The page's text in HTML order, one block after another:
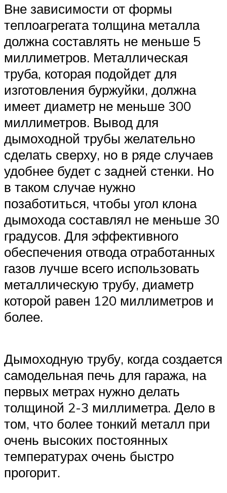
Вне зависимости от формы
теплоагрегата толщина металла
должна составлять не меньше 5
миллиметров. Металлическая
труба, которая подойдет для
изготовления буржуйки, должна
имеет диаметр не меньше 300
миллиметров. Вывод для
дымоходной трубы желательно
сделать сверху, но в ряде случаев
удобнее будет с задней стенки. Но
в таком случае нужно
позаботиться, чтобы угол клона
дымохода составлял не меньше 30
градусов. Для эффективного
обеспечения отвода отработанных
газов лучше всего использовать
металлическую трубу, диаметр
которой равен 120 миллиметров и
более.
Дымоходную трубу, когда создается
самодельная печь для гаража, на
первых метрах нужно делать
толщиной 2-3 миллиметра. Дело в
том, что более тонкий металл при
очень высоких постоянных
температурах очень быстро
прогорит.